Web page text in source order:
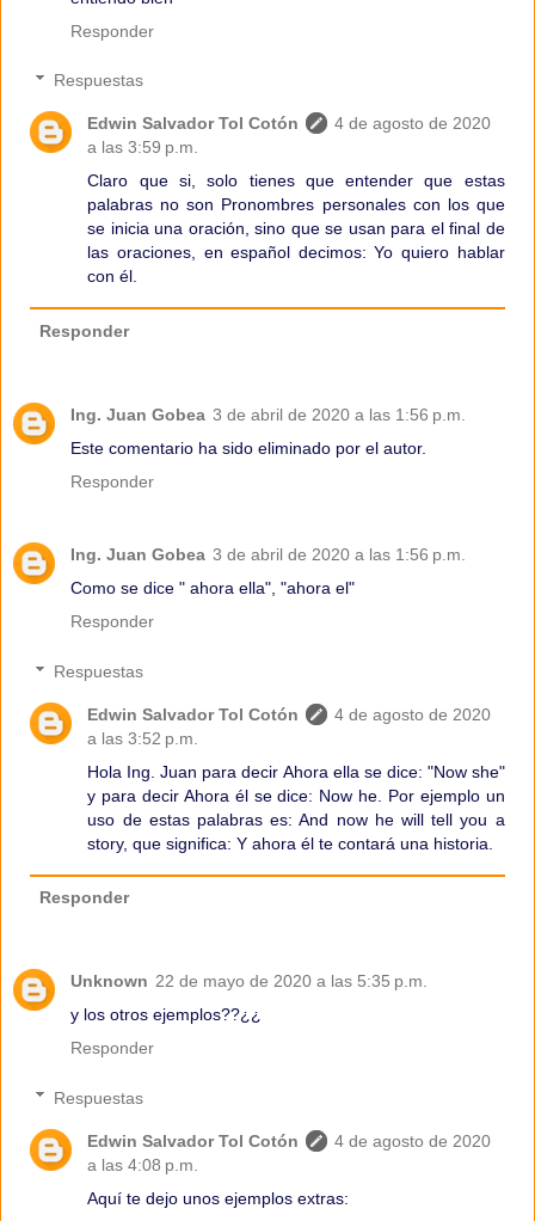
Responder
Respuestas
Edwin Salvador Tol Cotón
4 de agosto de 2020
a las 3:59 p.m.
Claro que si, solo tienes que entender que estas
palabras no son Pronombres personales con los que
se inicia una oración, sino que se usan para el final de
las oraciones, en español decimos: Yo quiero hablar
con él.
Responder
Ing. Juan Gobea 3 de abril de 2020 a las 1:56 p.m.
Este comentario ha sido eliminado por el autor.
Responder
Ing. Juan Gobea 3 de abril de 2020 a las 1:56 p.m.
Como se dice " ahora ella", "ahora el"
Responder
Respuestas
Edwin Salvador Tol Cotón
4 de agosto de 2020
a las 3:52 p.m.
Hola Ing. Juan para decir Ahora ella se dice: "Now she"
y para decir Ahora él se dice: Now he. Por ejemplo un
uso de estas palabras es: And now he will tell you a
story, que significa: Y ahora él te contará una historia.
Responder
Unknown 22 de mayo de 2020 a las 5:35 p.m.
y los otros ejemplos??¿¿
Responder
Respuestas
Edwin Salvador Tol Cotón
4 de agosto de 2020
a las 4:08 p.m.
Aquí te dejo unos ejemplos extras: